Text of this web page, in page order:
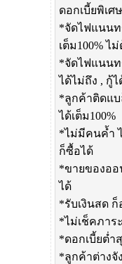
ดอกเบี้ยพิเศษ
*จัดไฟแนน
เต็ม100% ไ
*จัดไฟแนน
ได้ไม่ถึง , กู้ไ
*ลูกค้าติดแบ
ได้เต็ม100%
*ไม่มีคนค้ำ
ก็ซื้อได้
*ขายของอ
ได้
*รับเงินสด ก็
*ไม่เช็คภาร
*ดอกเบี้ยต่ำ
*ลูกค้าต่างจั